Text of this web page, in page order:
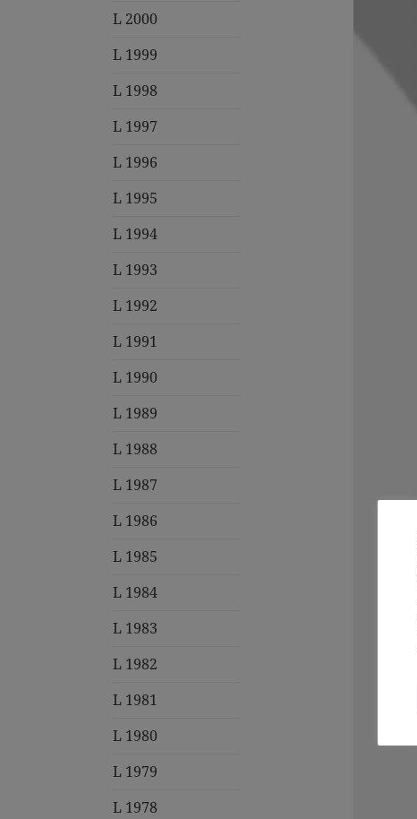
L 2000
L 1999
L 1998
L 1997
L 1996
L 1995
L 1994
L 1993
L 1992
L 1991
L 1990
L 1989
L 1988
L 1987
L 1986
L 1985
L 1984
L 1983
L 1982
L 1981
L 1980
L 1979
L 1978